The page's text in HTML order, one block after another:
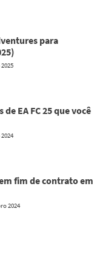
para
EA FC 25 que você
fim de contrato em
2024